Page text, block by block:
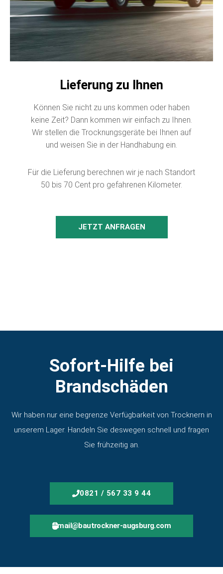
Lieferung zu Ihnen
Können Sie nicht zu uns kommen oder haben
keine Zeit? Dann kommen wir einfach zu Ihnen.
Wir stellen die Trocknungsgeräte bei Ihnen auf
und weisen Sie in der Handhabung ein.
Für die Lieferung berechnen wir je nach Standort
50 bis 70 Cent pro gefahrenen Kilometer.
JETZT ANFRAGEN
Sofort-Hilfe bei
Brandschäden
Wir haben nur eine begrenze Verfügbarkeit von Trocknern in
unserem Lager. Handeln Sie deswegen schnell und fragen
Sie frühzeitig an.
0821 / 567 33 9 44
mail@bautrockner-augsburg.com